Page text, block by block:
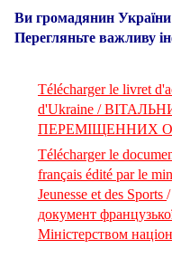
Ви громадянин
Перегляньте важливу
Télécharger le livret
d'Ukraine /
ПЕРЕМІЩЕННИХ
Télécharger le
français édité par le
Jeunesse et des Sports /
документ
Міністерством